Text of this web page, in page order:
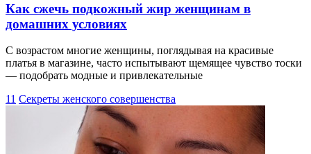
Как сжечь подкожный жир женщинам в
домашних условиях
С возрастом многие женщины, поглядывая на красивые
платья в магазине, часто испытывают щемящее чувство тоски
— подобрать модные и привлекательные
11 Секреты женского совершенства